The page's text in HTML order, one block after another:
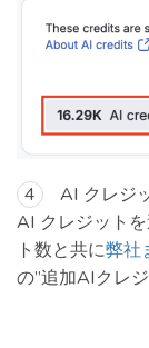
AI クレジ
AI クレジット
ト数と共に弊社
の”追加AIクレ